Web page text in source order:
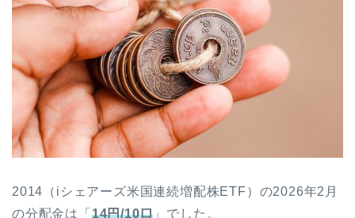
2014（iシェアーズ米国連続増配株ETF）の2026年2 月
の分配金は「 14円/10口 」でした。